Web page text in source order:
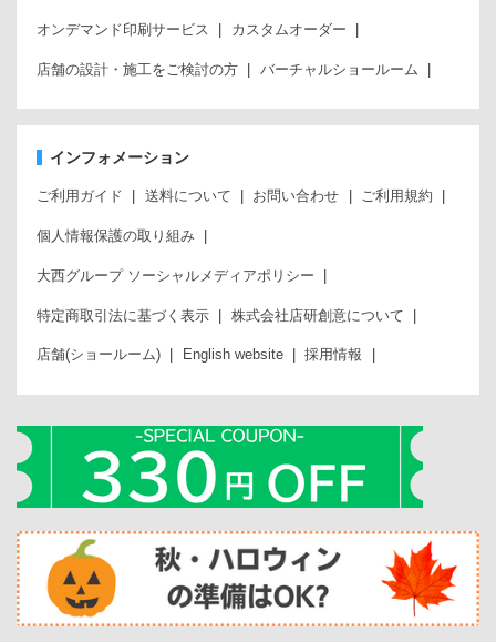
オンデマンド印刷サービス カスタムオーダー
店舗の設計・施工をご検討の方 バーチャルショールーム
インフォメーション
ご利用ガイド 送料について お問い合わせ ご利用規約
個人情報保護の取り組み
大西グループ ソーシャルメディアポリシー
特定商取引法に基づく表示 株式会社店研創意について
店舗(ショールーム) English website 採用情報